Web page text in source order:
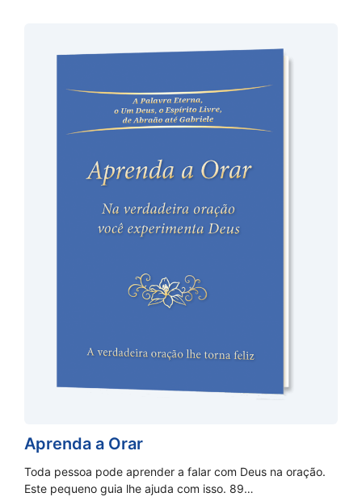
Aprenda a Orar
Toda pessoa pode aprender a falar com Deus na oração.
Este pequeno guia lhe ajuda com isso. 89…